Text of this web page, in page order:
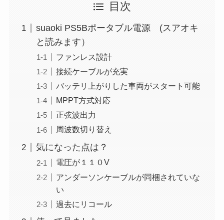
目次
suaoki PS5Bポータブル電源 (スアオキ
と読みます）
ファンレス設計
接続ケーブルが充実
バッテリ上がりした車両がスタート可能
MPPT方式対応
正弦波出力
周波数切り替え
気になった点は？
電圧が１１０V
アンダーソンケーブルが同梱されていな
い
過去にリコール